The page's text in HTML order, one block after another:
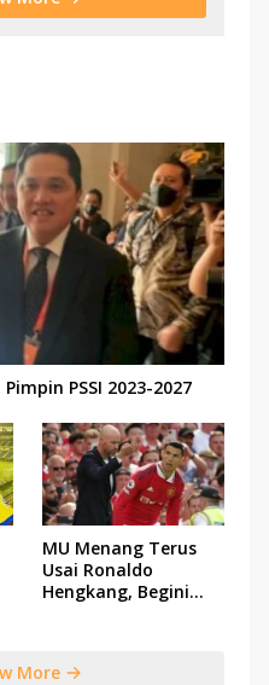
PSSI 2023-2027
MU Menang Terus
Usai Ronaldo
Hengkang, Begini
More